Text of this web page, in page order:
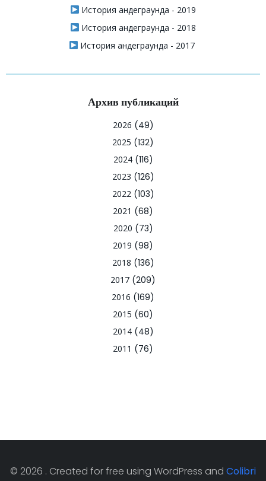
История андеграунда - 2019
История андеграунда - 2018
История андеграунда - 2017
Архив публикаций
2026 (49)
2025 (132)
2024(116)
2023 (126)
2022(103)
2021 (68)
2020 (73)
2019 (98)
2018 (136)
2017 (209)
2016 (169)
2015 (60)
2014(48)
2011 (76)
© 2026 . Created for free using WordPress and Colibri